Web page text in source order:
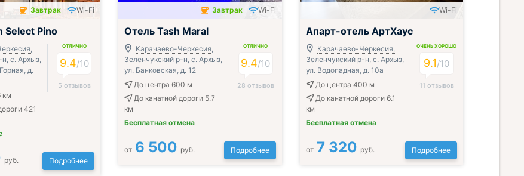
Завтрак Wi-Fi
Select Pino
с. Архыз,
д.
км
421
ОТЛИЧНО
9.4/10
5 отзывов
руб. Подробнее
Завтрак включён
Завтрак Wi-Fi
Отель Tash Maral
Карачаево-Черкесия,
Зеленчукский р-н, с. Архыз,
ул. Банковская, д. 12
До центра 600 м
До канатной дороги 5.7
км
Бесплатная отмена
ОТЛИЧНО
9.4/10
28 отзывов
от 6 500 руб. Подробнее
Wi-Fi
Апарт-отель АртХаус
Карачаево-Черкесия,
Зеленчукский р-н, с. Архыз,
ул. Водопадная, д. 10а
До центра 400 м
До канатной дороги 6.1
км
Бесплатная отмена
ОЧЕНЬ ХОРОШО
9.1/10
11 отзывов
от 7 320 руб. Подробнее